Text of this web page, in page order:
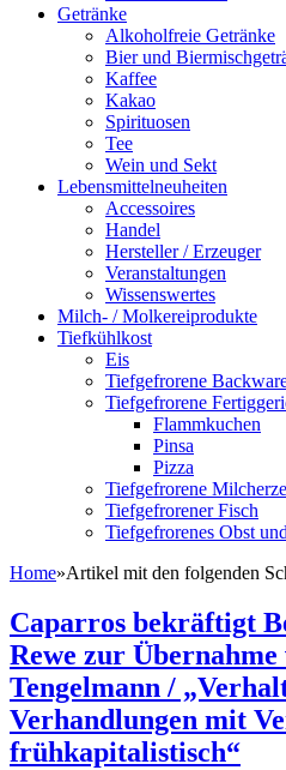
Getränke
Alkoholfreie Getränke
Bier und
Kaffee
Kakao
Spirituosen
Tee
Wein und Sekt
Lebensmittelneuheiten
Accessoires
Handel
Hersteller / Erzeuger
Veranstaltungen
Wissenswertes
Milch- / Molkereiprodukte
Tiefkühlkost
Eis
Tiefgefrorene
Tiefgefrorene
Flammkuchen
Pinsa
Pizza
Tiefgefrorene
Tiefgefrorener Fisch
Tiefgefrorenes Obst
Home»Artikel mit den folgenden
Caparros bekräftigt
Rewe zur
Tengelmann /
Verhandlungen mit
frühkapitalistisch“